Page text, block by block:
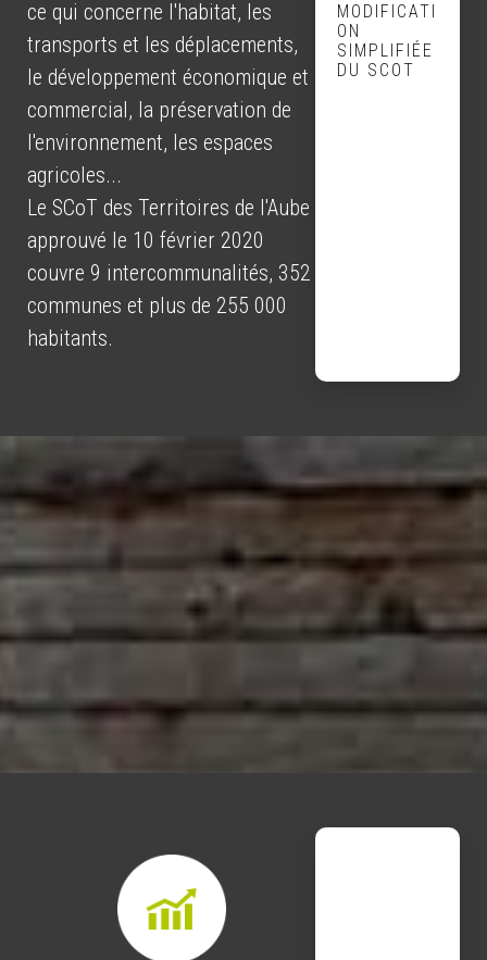
ce qui concerne l'habitat, les
transports et les déplacements,
le développement économique et
commercial, la préservation de
l'environnement, les espaces
agricoles...
Le SCoT des Territoires de l'Aube
approuvé le 10 février 2020
couvre 9 intercommunalités, 352
communes et plus de 255 000
habitants.
MODIFICATI
ON
SIMPLIFIÉE
DU SCOT